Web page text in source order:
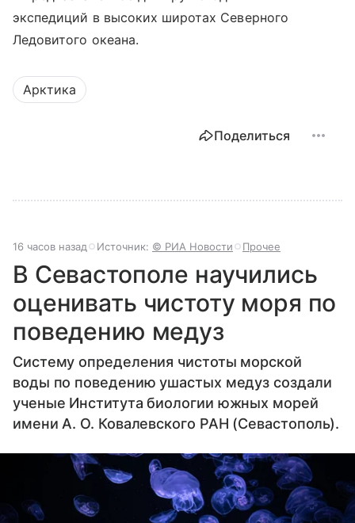
экспедиций в высоких широтах Северного
Ледовитого океана.
Арктика
Поделиться
16 часов назад Источник: © РИА Новости Прочее
В Севастополе научились
оценивать чистоту моря по
поведению медуз
Систему определения чистоты морской
воды по поведению ушастых медуз создали
ученые Института биологии южных морей
имени А. О. Ковалевского РАН (Севастополь).